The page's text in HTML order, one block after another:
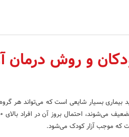
و روش درمان
بیماری بسیار شایعی است که می‌تواند هر
که موجب آزار کودک می‌شود.